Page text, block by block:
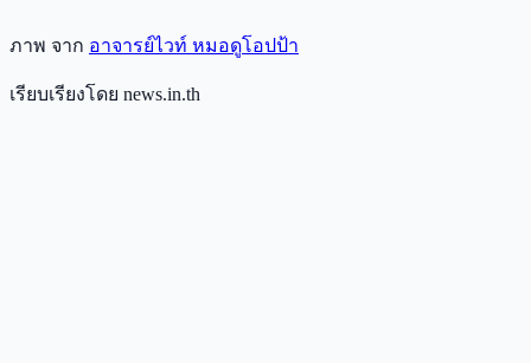
ภาพ จาก อาจารย์ไวท์ หมอดูโอปป้า
เรียบเรียงโดย news.in.th